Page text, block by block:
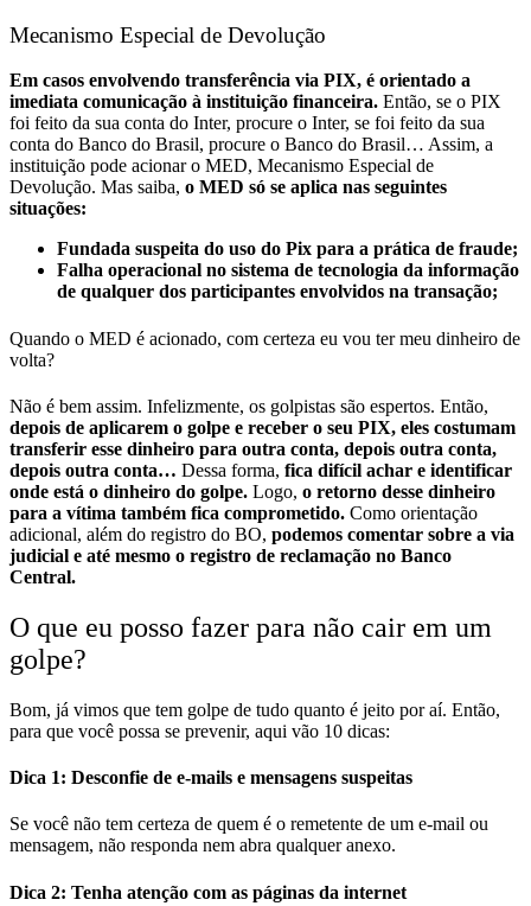
Mecanismo Especial de Devolução
Em casos envolvendo transferência via PIX, é orientado a
imediata comunicação à instituição financeira. Então, se o PIX
foi feito da sua conta do Inter, procure o Inter, se foi feito da sua
conta do Banco do Brasil, procure o Banco do Brasil… Assim, a
instituição pode acionar o MED, Mecanismo Especial de
Devolução. Mas saiba, o MED só se aplica nas seguintes
situações:
Fundada suspeita do uso do Pix para a prática de fraude;
Falha operacional no sistema de tecnologia da informação
de qualquer dos participantes envolvidos na transação;
Quando o MED é acionado, com certeza eu vou ter meu dinheiro de
volta?
Não é bem assim. Infelizmente, os golpistas são espertos. Então,
depois de aplicarem o golpe e receber o seu PIX, eles costumam
transferir esse dinheiro para outra conta, depois outra conta,
depois outra conta… Dessa forma, fica difícil achar e identificar
onde está o dinheiro do golpe. Logo, o retorno desse dinheiro
para a vítima também fica comprometido. Como orientação
adicional, além do registro do BO, podemos comentar sobre a via
judicial e até mesmo o registro de reclamação no Banco
Central.
O que eu posso fazer para não cair em um
golpe?
Bom, já vimos que tem golpe de tudo quanto é jeito por aí. Então,
para que você possa se prevenir, aqui vão 10 dicas:
Dica 1: Desconfie de e-mails e mensagens suspeitas
Se você não tem certeza de quem é o remetente de um e-mail ou
mensagem, não responda nem abra qualquer anexo.
Dica 2: Tenha atenção com as páginas da internet